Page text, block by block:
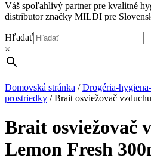
Váš spoľahlivý partner pre kvalitné
distributor značky MILDI pre
Hľadať
×
Domovská stránka /Drogéria-
prostriedky /Brait osviežovač
Brait osviežovač
Lemon Fresh